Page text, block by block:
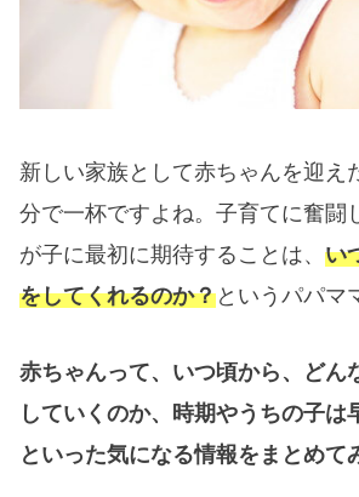
新しい家族として赤ちゃんを迎え
分で一杯ですよね。子育てに奮闘
が子に最初に期待することは、い
をしてくれるのか？というパパマ
赤ちゃんって、いつ頃から、どん
していくのか、時期やうちの子は
といった気になる情報をまとめて